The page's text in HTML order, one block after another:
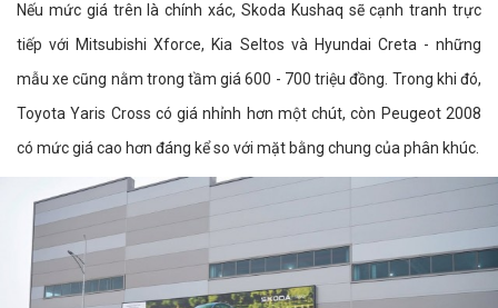
Nếu mức giá trên là chính xác, Skoda Kushaq sẽ cạnh tranh trực
tiếp với Mitsubishi Xforce, Kia Seltos và Hyundai Creta - những
mẫu xe cũng nằm trong tầm giá 600 - 700 triệu đồng. Trong khi đó,
Toyota Yaris Cross có giá nhỉnh hơn một chút, còn Peugeot 2008
có mức giá cao hơn đáng kể so với mặt bằng chung của phân khúc.